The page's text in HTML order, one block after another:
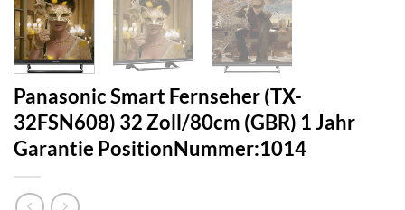
Panasonic Smart Fernseher (TX-
32FSN608) 32 Zoll/80cm (GBR) 1 Jahr
Garantie PositionNummer:1014